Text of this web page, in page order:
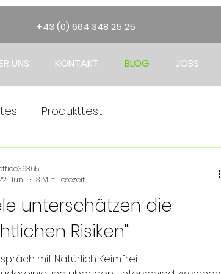
+43 (0) 664 348 25 25
UNS KONTAKT BLOG JOBS
Produkttest
unterschätzen die
Risiken“
mit Natürlich Keimfrei
Juni
3 Min. Lesezeit